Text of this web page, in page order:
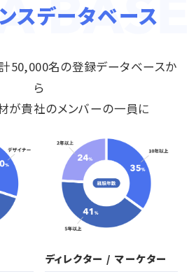
スデータベース
50,000名の登録データベースか
ら
が貴社のメンバーの一員に
ディレクター / マーケター